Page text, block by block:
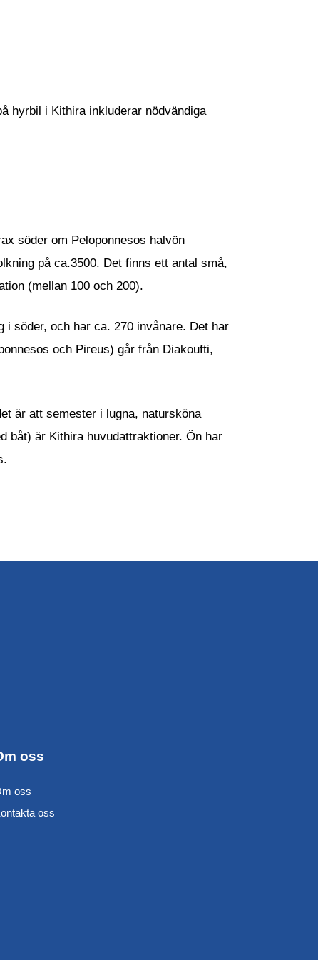
hyrbil i Kithira inkluderar nödvändiga
söder om Peloponnesos halvön
på ca.3500. Det finns ett antal små,
(mellan 100 och 200).
i söder, och har ca. 270 invånare. Det har
och Pireus) går från Diakoufti,
är att semester i lugna, natursköna
båt) är Kithira huvudattraktioner. Ön har
oss
oss
oss